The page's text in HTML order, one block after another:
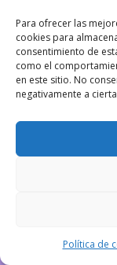
Para ofrecer las
cookies para
consentimiento de
como el
en este sitio. No
negativamente a
Política de